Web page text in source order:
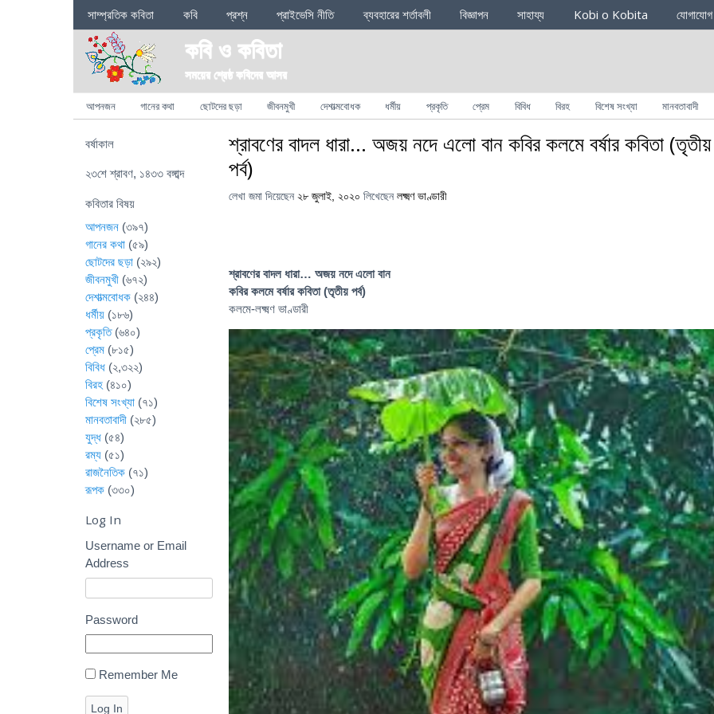
Sections
সাম্প্রতিক কবিতা কবি প্রশ্ন প্রাইভেসি নীতি ব্যবহারের শর্তাবলী বিজ্ঞাপন সাহায্য Kobi o Kobita
কবি ও কবিতা
সময়ের শ্রেষ্ঠ কবিদের আসর
Categories
আপনজন গানের কথা ছোটদের ছড়া জীবনমুখী দেশাত্মবোধক ধর্মীয় প্রকৃতি প্রেম বিবিধ বিরহ বিশেষ সংখ্যা মানবতাবাদী
শ্রাবণের বাদল ধারা… অজয় নদে এলো বান কবির কলমে বর্ষার কবিতা (তৃতীয়
পর্ব)
লেখা জমা দিয়েছেন ২৮ জুলাই, ২০২০ লিখেছেন লক্ষ্মণ ভাণ্ডারী
শ্রাবণের বাদল ধারা… অজয় নদে এলো বান
কবির কলমে বর্ষার কবিতা (তৃতীয় পর্ব)
কলমে-লক্ষ্মণ ভাণ্ডারী
বর্ষাকাল
২৩শে শ্রাবণ, ১৪৩৩ বঙ্গাব্দ
কবিতার বিষয়
আপনজন (৩৯৭)
গানের কথা (৫৯)
ছোটদের ছড়া (২৯২)
জীবনমুখী (৬৭২)
দেশাত্মবোধক (২৪৪)
ধর্মীয় (১৮৬)
প্রকৃতি(৬৪০)
প্রেম (৮১৫)
বিবিধ (২,৩২২)
বিরহ (৪১০)
বিশেষ সংখ্যা (৭১)
মানবতাবাদী (২৮৫)
যুদ্ধ (৫৪)
রম্য (৫১)
রাজনৈতিক (৭১)
রূপক (৩৩০)
Log In
Username or Email
Address
Password
Remember Me
Log In